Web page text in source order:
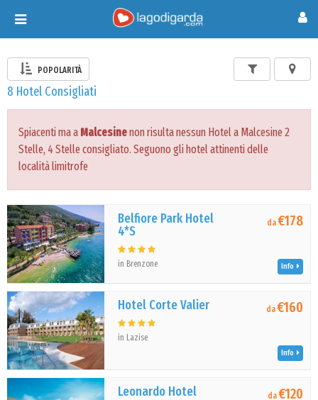
Toggle
navigation
POPOLARITÀ
8 Hotel Consigliati
Spiacenti ma a Malcesinenon risulta nessun Hotel a Malcesine 2
Stelle, 4 Stelle consigliato. Seguono gli hotel attinenti delle
località limitrofe
Belfiore Park Hotel
4*S
in Brenzone
da€178
Info
Hotel Corte Valier
in Lazise
da€160
Info
Leonardo Hotel da€120